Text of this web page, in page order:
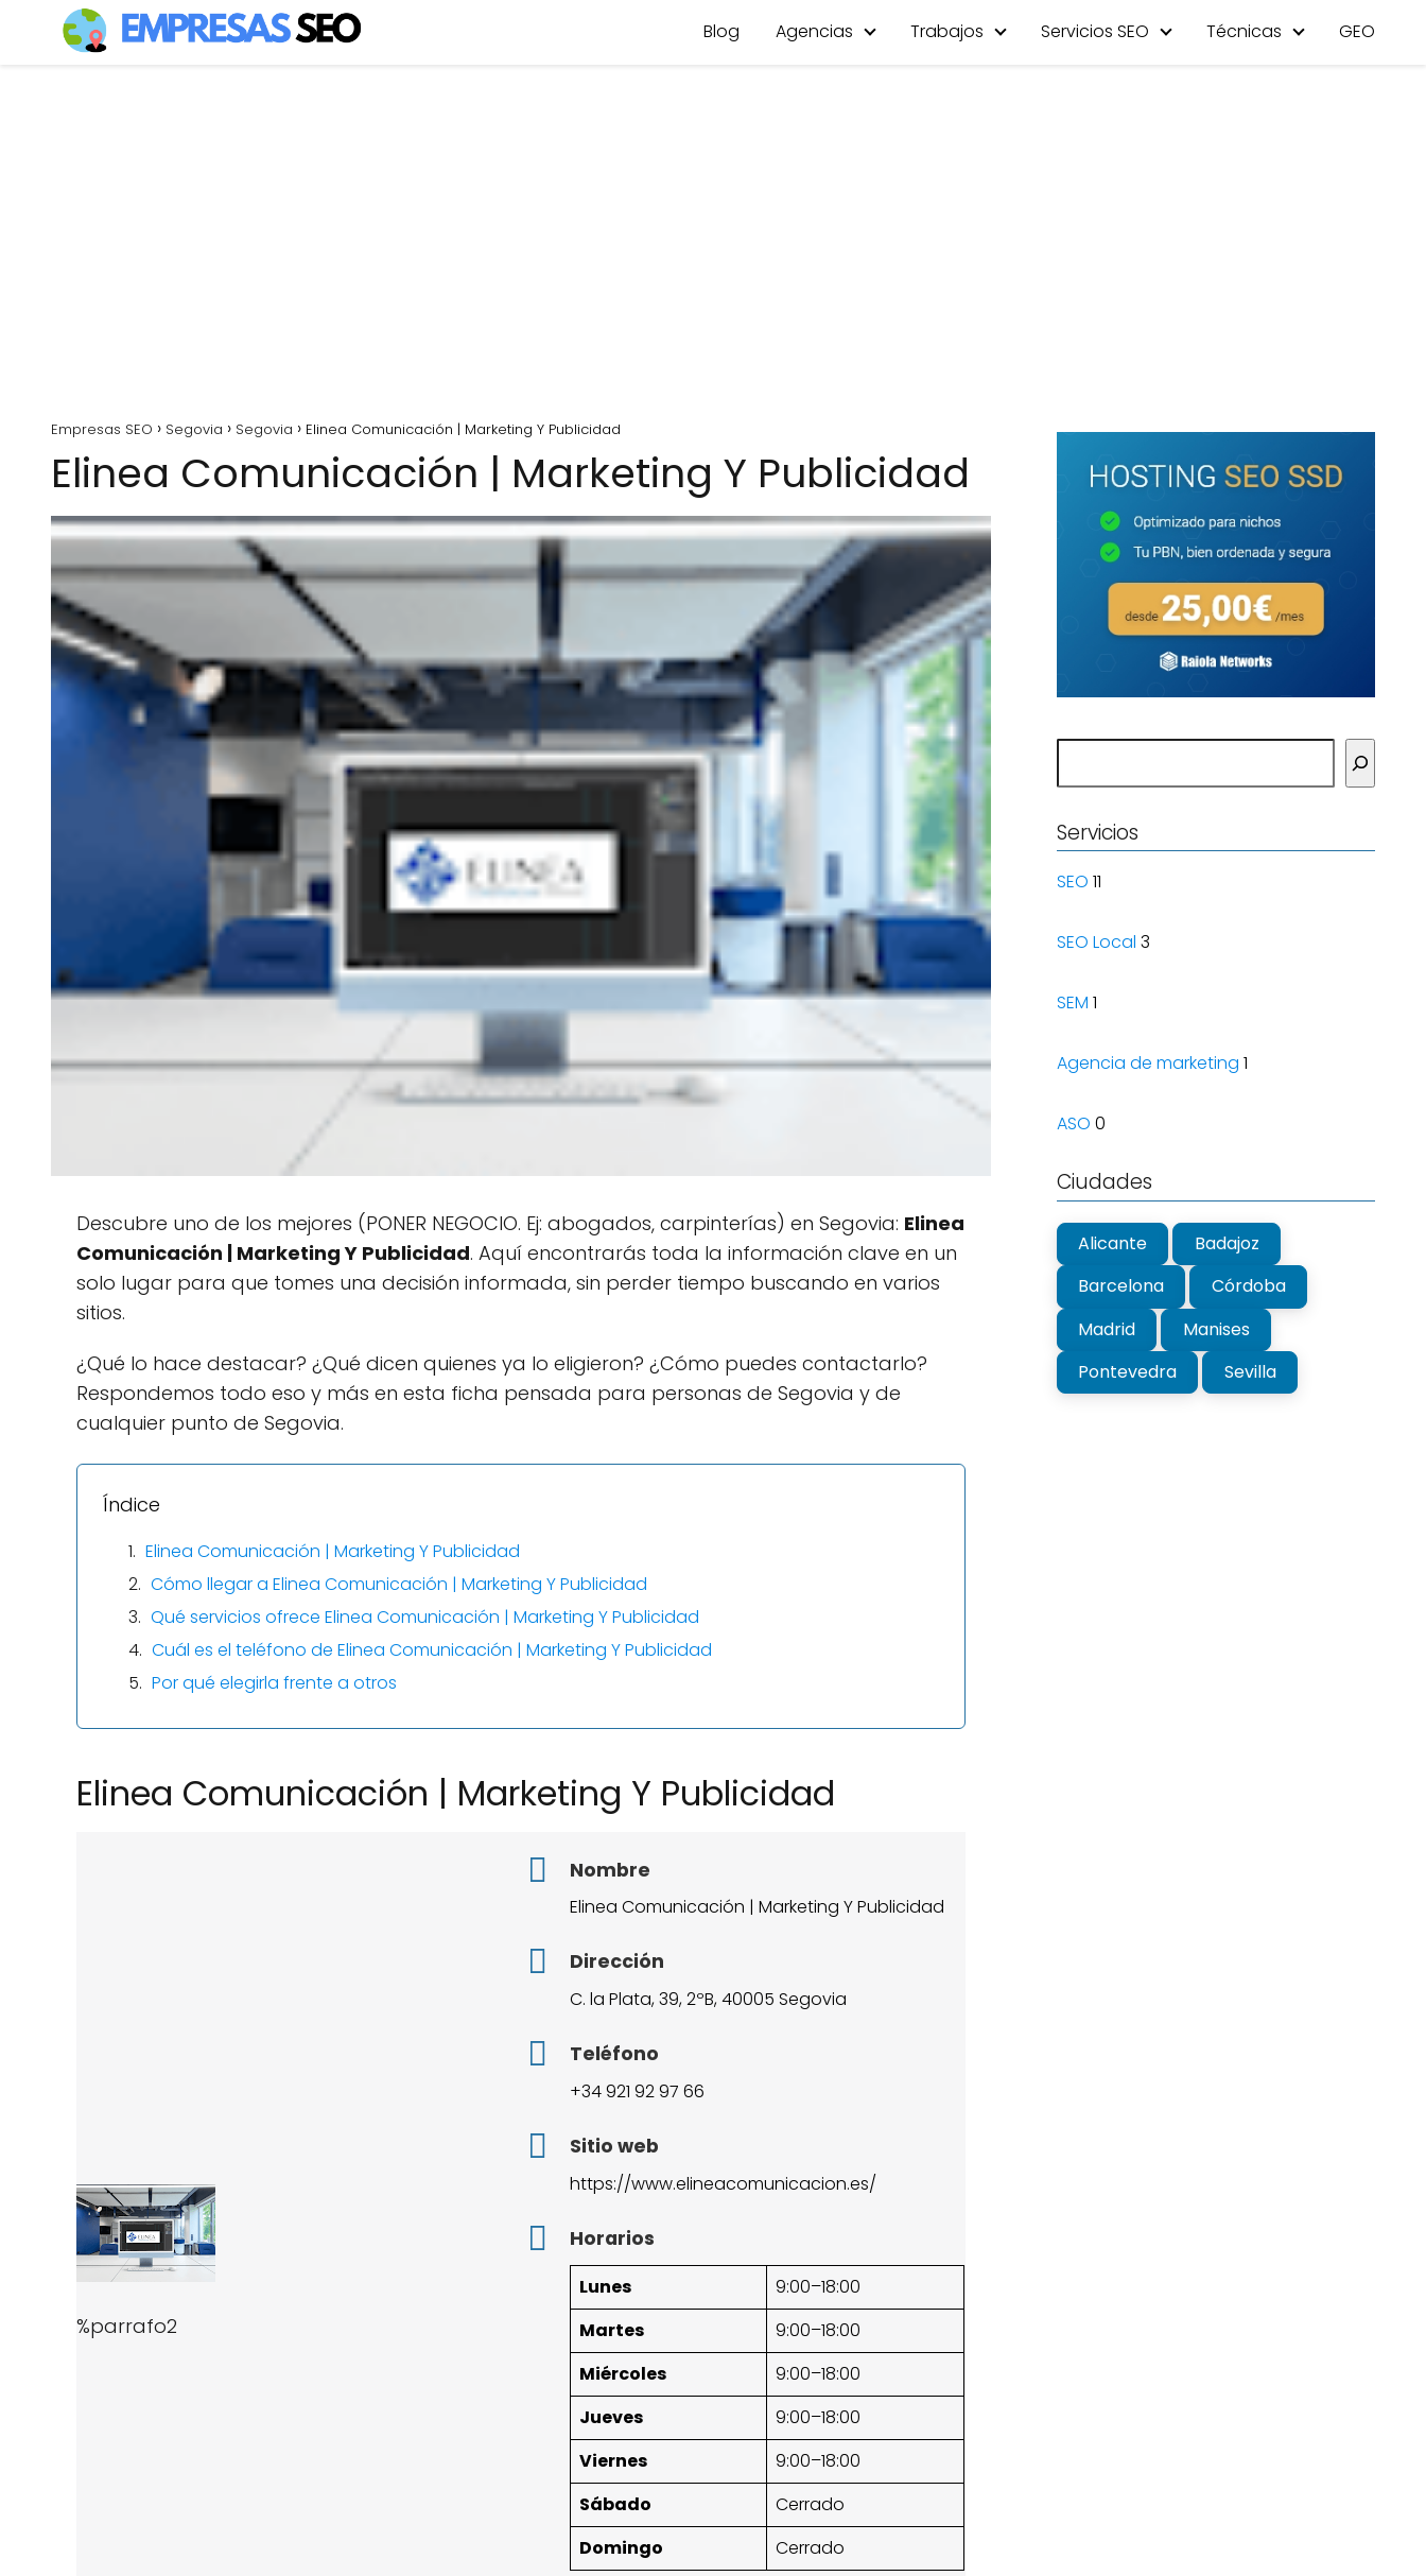
Blog Agencias Trabajos Servicios SEO Técnicas GEO
Empresas SEO Segovia Segovia Elinea Comunicación | Marketing Y Publicidad
Elinea Comunicación | Marketing Y Publicidad
Descubre uno de los mejores (PONER NEGOCIO. Ej: abogados, carpinterías) en Segovia: Elinea
Comunicación | Marketing Y Publicidad. Aquí encontrarás toda la información clave en un
solo lugar para que tomes una decisión informada, sin perder tiempo buscando en varios
sitios.
¿Qué lo hace destacar? ¿Qué dicen quienes ya lo eligieron? ¿Cómo puedes contactarlo?
Respondemos todo eso y más en esta ficha pensada para personas de Segovia y de
cualquier punto de Segovia.
Índice
Elinea Comunicación | Marketing Y Publicidad
Cómo llegar a Elinea Comunicación | Marketing Y Publicidad
Qué servicios ofrece Elinea Comunicación | Marketing Y Publicidad
Cuál es el teléfono de Elinea Comunicación | Marketing Y Publicidad
Por qué elegirla frente a otros
Elinea Comunicación | Marketing Y Publicidad
%parrafo2
Nombre
Elinea Comunicación | Marketing Y Publicidad
Dirección
C. la Plata, 39, 2ºB, 40005 Segovia
Teléfono
+34 921 92 97 66
Sitio web
https://www.elineacomunicacion.es/
Horarios
Lunes
9:00–18:00
Martes
9:00–18:00
Miércoles
9:00–18:00
Jueves
9:00–18:00
Viernes
9:00–18:00
Sábado
Cerrado
Domingo
Cerrado
Servicios
SEO 11
SEO Local 3
SEM 1
Agencia de marketing 1
ASO 0
Ciudades
Alicante
Badajoz
Barcelona
Córdoba
Madrid
Manises
Pontevedra
Sevilla